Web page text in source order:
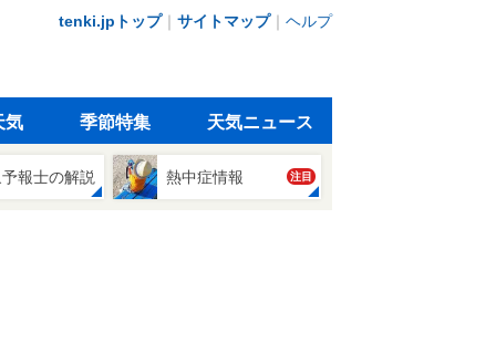
tenki.jpトップ｜ サイトマップ｜ ヘルプ
気 季節特集 天気ニュース
報士の解説 熱中症情報 注目